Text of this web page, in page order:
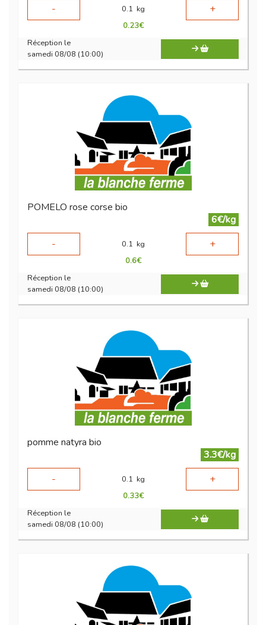
-
0.1 kg +
0.23€
Réception le
samedi 08/08 (10:00)
POMELO rose corse bio
6€/kg
-
0.1 kg +
0.6€
Réception le
samedi 08/08 (10:00)
pomme natyra bio
3.3€/kg
-
0.1 kg +
0.33€
Réception le
samedi 08/08 (10:00)